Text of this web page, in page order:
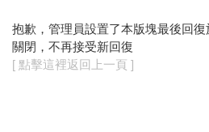
抱歉，管理員設置了本版塊最後回
關閉，不再接受新回復
[ 點擊這裡返回上一頁 ]